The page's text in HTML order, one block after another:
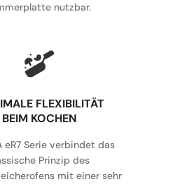
nutzbar.
FLEXIBILITÄT
BEIM KOCHEN
eR7 Serie verbindet das
Prinzip des
mit einer sehr